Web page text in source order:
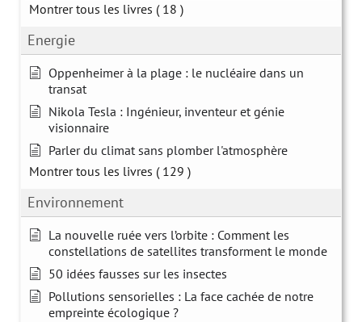
Montrer tous les livres ( 18 )
Energie
Oppenheimer à la plage : le nucléaire dans un
transat
Nikola Tesla : Ingénieur, inventeur et génie
visionnaire
Parler du climat sans plomber l'atmosphère
Montrer tous les livres ( 129 )
Environnement
La nouvelle ruée vers l’orbite : Comment les
constellations de satellites transforment le monde
50 idées fausses sur les insectes
Pollutions sensorielles : La face cachée de notre
empreinte écologique ?